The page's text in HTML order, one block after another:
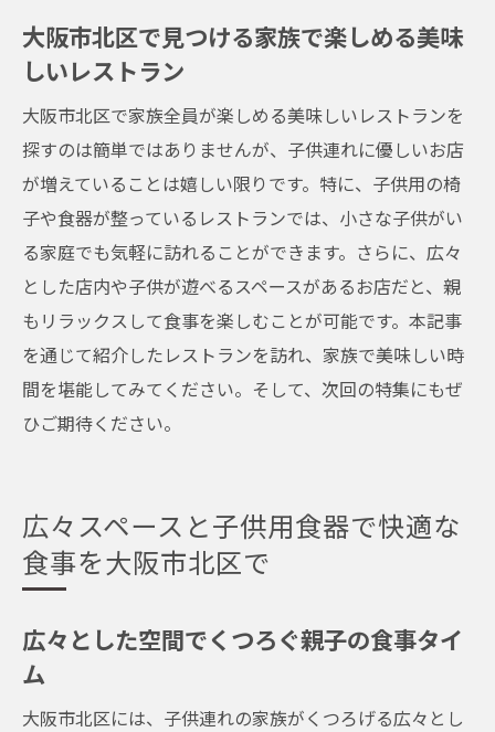
大阪市北区で見つける家族で楽しめる美味
しいレストラン
大阪市北区で家族全員が楽しめる美味しいレストランを
探すのは簡単ではありませんが、子供連れに優しいお店
が増えていることは嬉しい限りです。特に、子供用の椅
子や食器が整っているレストランでは、小さな子供がい
る家庭でも気軽に訪れることができます。さらに、広々
とした店内や子供が遊べるスペースがあるお店だと、親
もリラックスして食事を楽しむことが可能です。本記事
を通じて紹介したレストランを訪れ、家族で美味しい時
間を堪能してみてください。そして、次回の特集にもぜ
ひご期待ください。
広々スペースと子供用食器で快適な
食事を大阪市北区で
広々とした空間でくつろぐ親子の食事タイ
ム
大阪市北区には、子供連れの家族がくつろげる広々とし